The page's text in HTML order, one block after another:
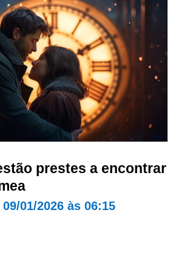
prestes a encontrar
09/01/2026 às 06:15